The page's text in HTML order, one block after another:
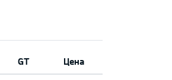
GT Цена